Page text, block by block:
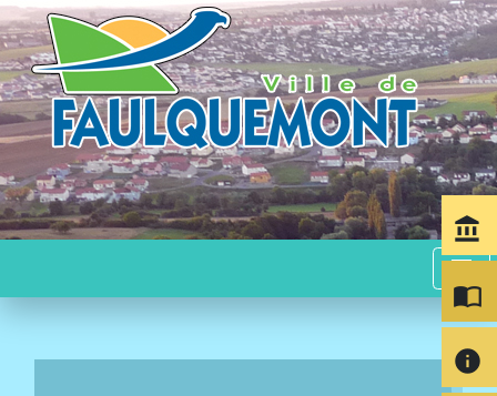
menu
account_balance
import_contacts
info